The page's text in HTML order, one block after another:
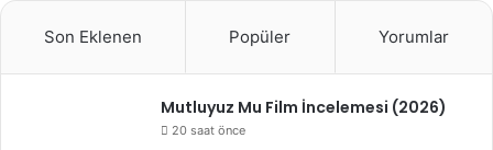
Son Eklenen Popüler Yorumlar
Mutluyuz Mu Film İncelemesi (2026)
20 saat önce